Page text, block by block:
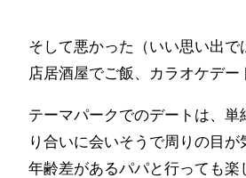
そして悪かった（いい思い出
店居酒屋でご飯、カラオケデー
テーマパークでのデートは、
り合いに会いそうで周りの目
年齢差があるパパと行っても